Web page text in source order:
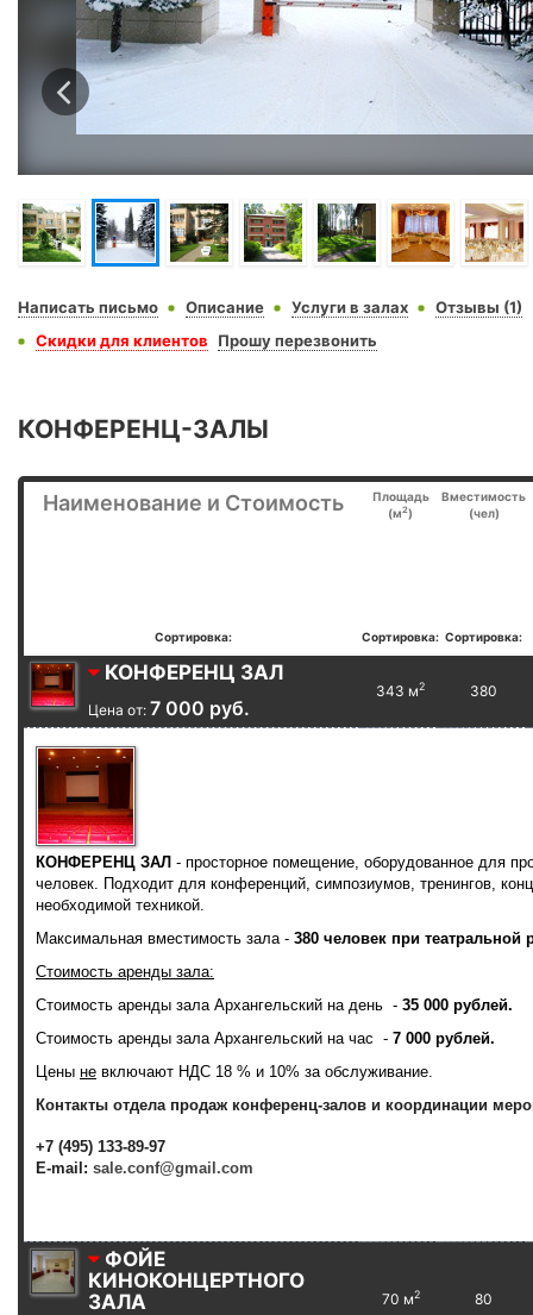
Написать письмо Описание Услуги в залах
Отзывы (1)
Скидки для клиентов
Прошу перезвонить
КОНФЕРЕНЦ-ЗАЛЫ
Наименование и Стоимость
Площадь
(м2)
Вместимость
(чел)
Сортировка: Сортировка: Сортировка:
КОНФЕРЕНЦ ЗАЛ
Цена от: 7 000 руб.
343 м2 380
КОНФЕРЕНЦ ЗАЛ - просторное помещение, оборудованное для
человек. Подходит для конференций, симпозиумов, тренингов,
необходимой техникой.
Максимальная вместимость зала - 380 человек при театральной
Стоимость аренды зала:
Стоимость аренды зала Архангельский на день - 35 000 рублей.
Стоимость аренды зала Архангельский на час - 7 000 рублей.
Цены не включают НДС 18 % и 10% за обслуживание.
Контакты отдела продаж конференц-залов и координации
+7 (495) 133-89-97
E-mail: sale.conf@gmail.com
ФОЙЕ
КИНОКОНЦЕРТНОГО
ЗАЛА
70 м2 80